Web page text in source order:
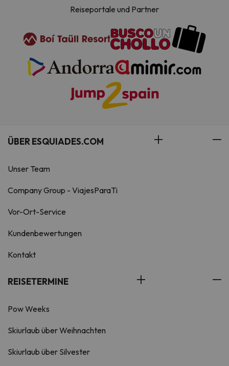
Reiseportale und Partner
ÜBER ESQUIADES.COM
Unser Team
Company Group - ViajesParaTi
Vor-Ort-Service
Kundenbewertungen
Kontakt
REISETERMINE
Pow Weeks
Skiurlaub über Weihnachten
Skiurlaub über Silvester